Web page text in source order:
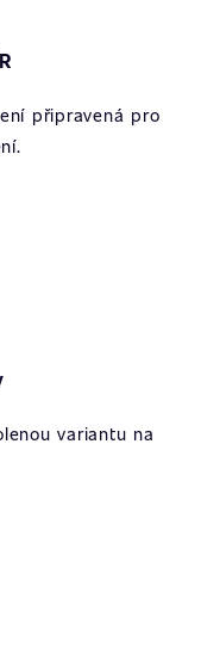
připravená pro
variantu na